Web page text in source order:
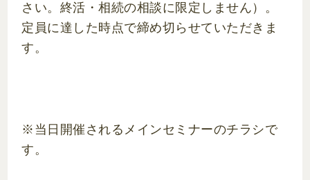
さい。終活・相続の相談に限定しません）。
定員に達した時点で締め切らせていただきま
す。
※当日開催されるメインセミナーのチラシで
す。